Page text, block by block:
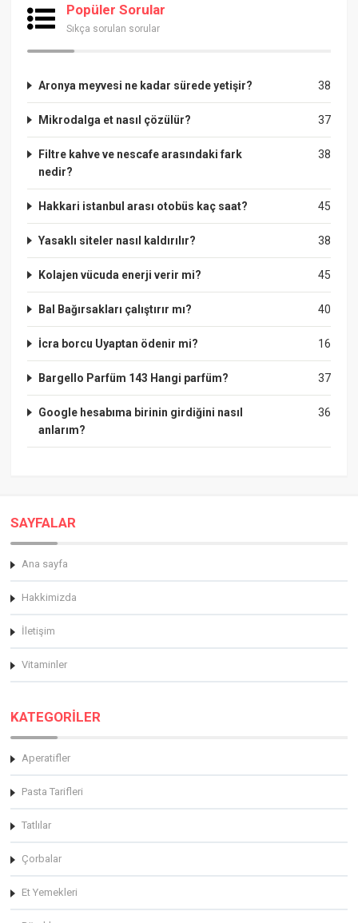
Popüler Sorular
Sıkça sorulan sorular
38
Aronya meyvesi ne kadar sürede yetişir?
37
Mikrodalga et nasıl çözülür?
38
Filtre kahve ve nescafe arasındaki fark
nedir?
45
Hakkari istanbul arası otobüs kaç saat?
38
Yasaklı siteler nasıl kaldırılır?
45
Kolajen vücuda enerji verir mi?
40
Bal Bağırsakları çalıştırır mı?
16
İcra borcu Uyaptan ödenir mi?
37
Bargello Parfüm 143 Hangi parfüm?
36
Google hesabıma birinin girdiğini nasıl
anlarım?
SAYFALAR
Ana sayfa
Hakkimizda
İletişim
Vitaminler
KATEGORİLER
Aperatifler
Pasta Tarifleri
Tatlılar
Çorbalar
Et Yemekleri